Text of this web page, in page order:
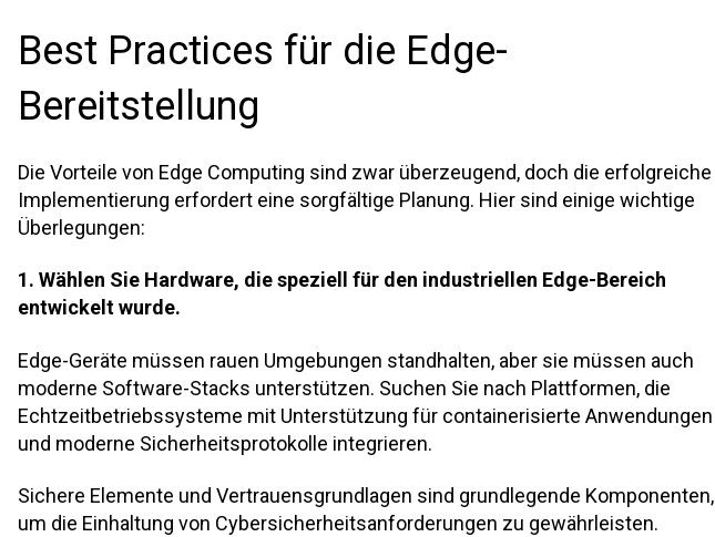
Best Practices für die Edge-
Bereitstellung
Die Vorteile von Edge Computing sind zwar überzeugend, doch die erfolgreiche
Implementierung erfordert eine sorgfältige Planung. Hier sind einige wichtige
Überlegungen:
1. Wählen Sie Hardware, die speziell für den industriellen Edge-Bereich
entwickelt wurde.
Edge-Geräte müssen rauen Umgebungen standhalten, aber sie müssen auch
moderne Software-Stacks unterstützen. Suchen Sie nach Plattformen, die
Echtzeitbetriebssysteme mit Unterstützung für containerisierte Anwendungen
und moderne Sicherheitsprotokolle integrieren.
Sichere Elemente und Vertrauensgrundlagen sind grundlegende Komponenten,
um die Einhaltung von Cybersicherheitsanforderungen zu gewährleisten.